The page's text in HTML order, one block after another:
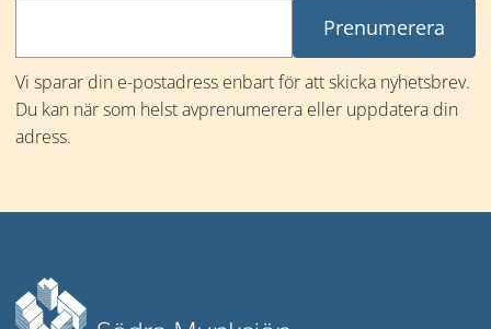
Vi sparar din e-postadress enbart för att skicka nyhetsbrev.
Du kan när som helst avprenumerera eller uppdatera din
adress.